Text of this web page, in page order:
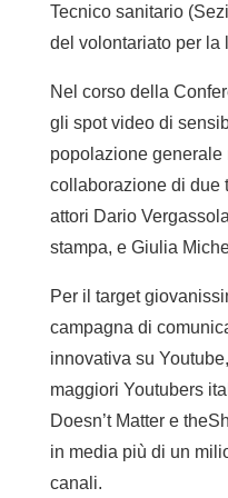
Tecnico sanitario
del volontariato per la
Nel corso della
gli spot video di
popolazione generale
collaborazione di due
attori Dario
stampa, e Giulia
Per il target
campagna di
innovativa su
maggiori Youtubers
Doesn’t Matter e
in media più di un
canali.